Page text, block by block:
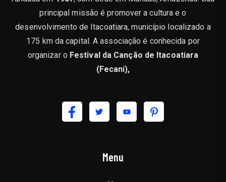
principal missão é promover a cultura e o
desenvolvimento de Itacoatiara, município localizado a
175 km da capital. A associação é conhecida por
organizar o Festival da Canção de Itacoatiara
(Fecani),
Menu